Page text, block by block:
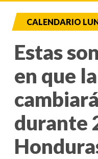
CALENDARIO
Estas
en que
durante